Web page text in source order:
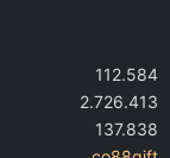
112.584
2.726.413
137.838